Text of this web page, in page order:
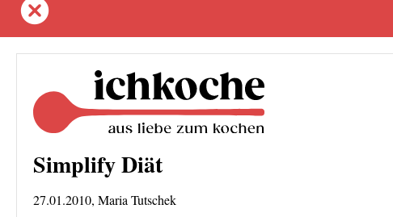
Simplify Diät
27.01.2010, Maria Tutschek